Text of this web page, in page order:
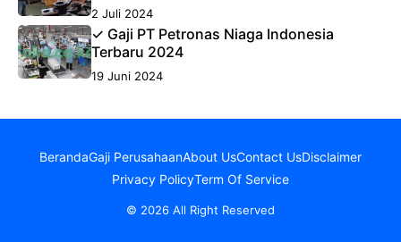
2 Juli 2024
✓ Gaji PT Petronas Niaga Indonesia
Terbaru 2024
19 Juni 2024
BerandaGaji PerusahaanAbout UsContact UsDisclaimer
Privacy PolicyTerm Of Service
© 2026 All Right Reserved